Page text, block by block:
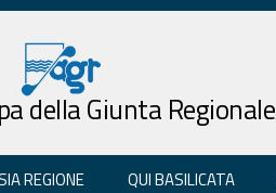
della Giunta Regionale
REGIONE QUI BASILICATA